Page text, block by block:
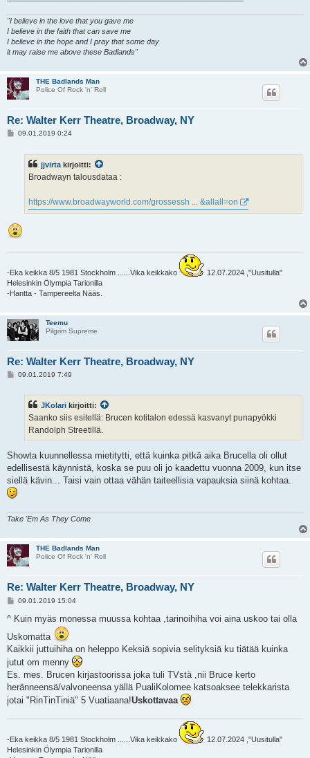
"I believe in the love that you gave me
I believe in the faith that can save me
I believe in the hope and I pray that some day
it may raise me above these Badlands"
THE Badlands Man
Police Of Rock 'n' Roll
Re: Walter Kerr Theatre, Broadway, NY
V09.01.2019 0:24
jjvirta kirjoitti:
Broadwayn talousdataa :
https://www.broadwayworld.com/grossessh ... &allall=on
-Eka keikka 8/5 1981 Stockholm ......Vika keikkako
12.07.2024 ,"Uusitulla"
Helesinkin Ölympia Tarionilla
-Hantta - Tampereelta Nääs.
Teemu
Pilgrim Supreme
Re: Walter Kerr Theatre, Broadway, NY
V09.01.2019 7:49
JKolari kirjoitti:
Saanko siis esitellä: Brucen kotitalon edessä kasvanyt punapyökki
Randolph Streetillä.
Showta kuunnellessa mietitytti, että kuinka pitkä aika Brucella oli ollut
edellisestä käynnistä, koska se puu oli jo kaadettu vuonna 2009, kun itse
siellä kävin... Taisi vain ottaa vähän taiteellisia vapauksia siinä kohtaa.
Take 'Em As They Come
THE Badlands Man
Police Of Rock 'n' Roll
Re: Walter Kerr Theatre, Broadway, NY
V
e
i
09.01.2019 15:04
^ Kuin myäs monessa muussa kohtaa ,tarinoihiha voi aina uskoo tai olla
Uskomatta
Kaikkii juttuihiha on heleppo Keksiä sopivia selityksiä ku tiätää kuinka
jutut om menny
Es. mes. Brucen kirjastoorissa joka tuli TVstä ,nii Bruce kerto
heränneensä/valvoneensa yällä PualiKolomee katsoaksee telekkarista
jotai "RinTinTiniä" 5 Vuatiaana!Uskottavaa
-Eka keikka 8/5 1981 Stockholm ......Vika keikkako
12.07.2024 ,"Uusitulla"
Helesinkin Ölympia Tarionilla